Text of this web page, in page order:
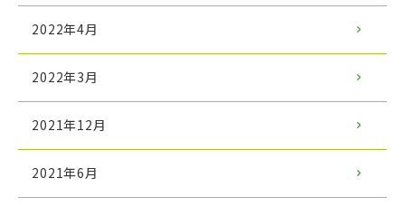
2022年4月
2022年3月
2021年12月
2021年6月